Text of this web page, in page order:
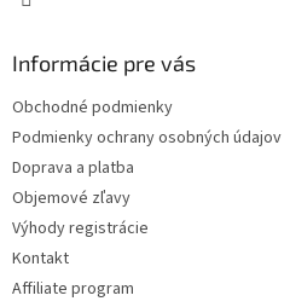
Informácie pre vás
Obchodné podmienky
Podmienky ochrany osobných údajov
Doprava a platba
Objemové zľavy
Výhody registrácie
Kontakt
Affiliate program